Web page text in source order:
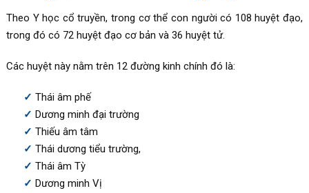
Theo Y học cổ truyền, trong cơ thể con người có 108 huyệt đạo,
trong đó có 72 huyệt đạo cơ bản và 36 huyệt tử.
Các huyệt này nằm trên 12 đường kinh chính đó là:
Thái âm phế
Dương minh đại trường
Thiếu âm tâm
Thái dương tiểu trường,
Thái âm Tỳ
Dương minh Vị